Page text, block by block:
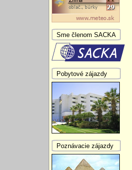
Sme členom SACKA
Pobytové zájazdy
Poznávacie zájazdy